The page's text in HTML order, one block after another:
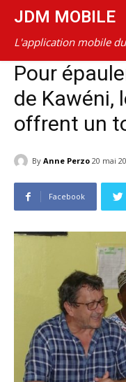
JDM MOBILE
L'application mobile
Pour
de Kawéni,
offrent un
By Anne Perzo 20 mai
Facebook